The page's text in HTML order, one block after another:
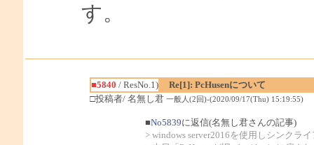
す。
■5840 / ResNo.1)
Re[1]: PcHusenについて
□投稿者/ 名無し君 一般人(2回)-(2020/09/17(Thu) 15:19:55)
■No5839に返信(名無し君さんの記事)
> windows server2016を使用しシンクラ